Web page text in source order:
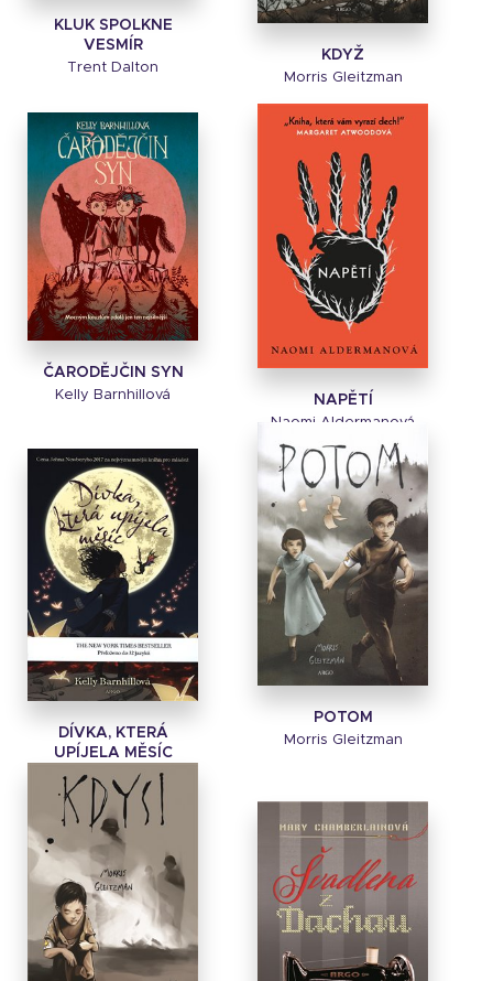
KLUK SPOLKNE
VESMÍR
Trent Dalton
KDYŽ
Morris Gleitzman
ČARODĚJČIN SYN
Kelly Barnhillová NAPĚTÍ
Naomi Aldermanová
DÍVKA, KTERÁ
UPÍJELA MĚSÍC
Kelly Barnhillová
POTOM
Morris Gleitzman